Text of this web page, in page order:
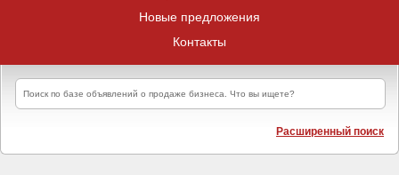
Новые предложения
Контакты
Расширенный поиск